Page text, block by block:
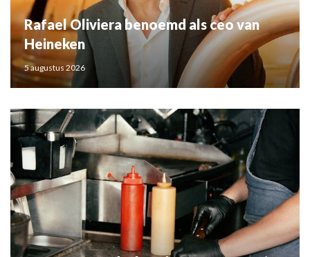
Rafael Oliviera benoemd als ceo van
Heineken
5 augustus 2026